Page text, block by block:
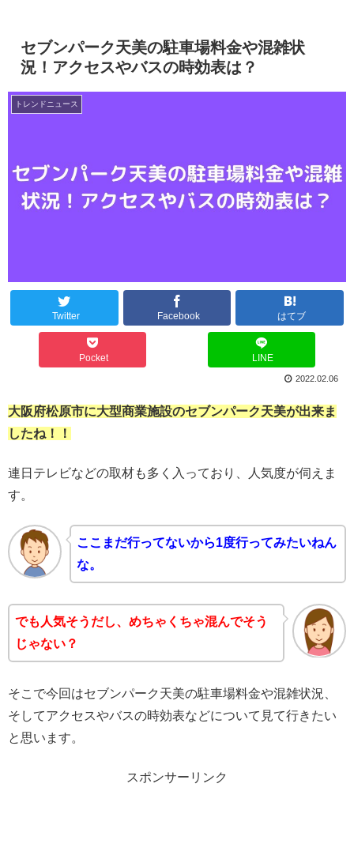
セブンパーク天美の駐車場料金や混雑状
況！アクセスやバスの時効表は？
トレンドニュース
Twitter Facebook はてブ
Pocket LINE
2022.02.06
大阪府松原市に大型商業施設のセブンパーク天美が出来ま
したね！！
連日テレビなどの取材も多く入っており、人気度が伺えま
す。
ここまだ行ってないから1度行ってみたいねん
な。
でも人気そうだし、めちゃくちゃ混んでそう
じゃない？
そこで今回はセブンパーク天美の駐車場料金や混雑状況、
そしてアクセスやバスの時効表などについて見て行きたい
と思います。
スポンサーリンク